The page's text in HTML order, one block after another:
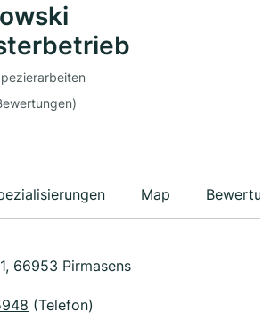
Map
66953 Pirmasens
(Telefon)